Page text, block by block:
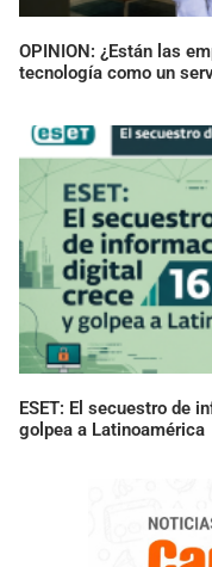
OPINION: ¿Están las
tecnología como un
ESET: El secuestro de
golpea a Latinoamérica